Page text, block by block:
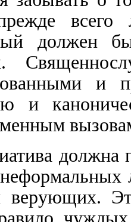
всего
должен
и
и
должна
верующих.